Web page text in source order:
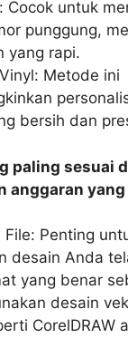
Cocok untuk
punggung,
yang rapi.
Metode ini
bersih dan
paling sesuai
anggaran
File: Penting
desain Anda
yang benar
desain
CorelDRAW